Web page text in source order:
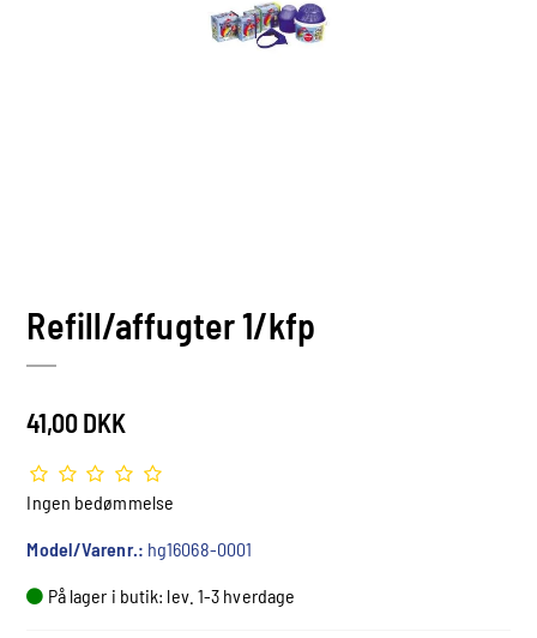
Refill/affugter 1/kfp
41,00 DKK
Ingen bedømmelse
Model/Varenr.: hg16068-0001
På lager i butik: lev. 1-3 hverdage